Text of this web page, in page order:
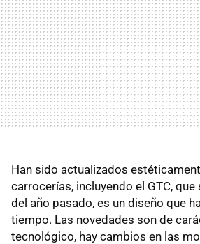
Han sido actualizados
carrocerías, incluyendo el GTC, que
del año pasado, es un diseño que
tiempo. Las novedades son de
tecnológico, hay cambios en las